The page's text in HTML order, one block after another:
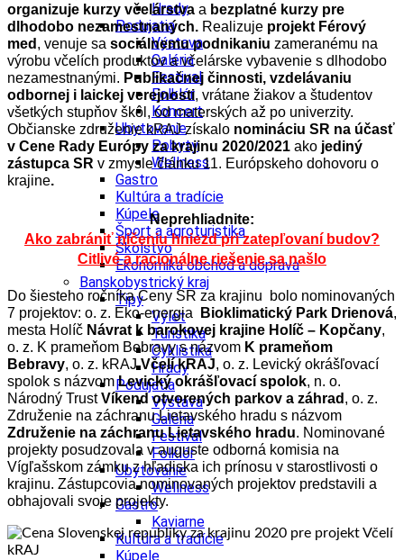
Hrady
Podujatia
Výstava
Galéria
Festival
Folklór
Koncert
Ubytovanie
Pobyty
Wellness
Gastro
Kultúra a tradície
Kúpele
Šport a agroturistika
Školstvo
Ekonomika obchod a doprava
Banskobystrický kraj
Tipy
Výlet
Turistika
Cyklistika
Hrady
Podujatia
Výstava
Galéria
Festival
Folklór
Ubytovanie
Wellness
Gastro
Kaviarne
Kultúra a tradície
Kúpele
organizuje kurzy včelárstva a bezplatné kurzy pre
dlhodobo nezamestnaných. Realizuje projekt Férový
med , venuje sa sociálnemu podnikaniu zameranému na
výrobu včelích produktov a včelárske vybavenie s dlhodobo
nezamestnanými. Publikačnej činnosti, vzdelávaniu
odbornej i laickej verejnosti, vrátane žiakov a študentov
všetkých stupňov škôl, od materských až po univerzity.
Občianske združenie kRAJ získalo nomináciu SR na účasť
v Cene Rady Európy za krajinu 2020/2021 ako jediný
zástupca SR v zmysle článku 11. Európskeho dohovoru o
krajine.
Neprehliadnite:
Ako zabrániť ničeniu hniezd pri zatepľovaní budov?
Citlivé a racionálne riešenie sa našlo
Do šiesteho ročníka Ceny SR za krajinu bolo nominovaných
7 projektov: o. z. Eko-energia
Bioklimatický Park Drienová,
mesta Holíč Návrat k barokovej krajine Holíč – Kopčany,
o. z. K prameňom Bebravy s názvom K prameňom
Bebravy, o. z. kRAJVčelí kRAJ, o. z. Levický okrášľovací
spolok s názvomLevický okrášľovací spolok, n. o.
Národný TrustVíkend otvorených parkov a záhrad , o. z.
Združenie na záchranu Lietavského hradu s názvom
Združenie na záchranu Lietavského hradu. Nominované
projekty posudzovala v auguste odborná komisia na
Vígľašskom zámku z hľadiska ich prínosu v starostlivosti o
krajinu. Zástupcovia nominovaných projektov predstavili a
obhajovali svoje projekty.